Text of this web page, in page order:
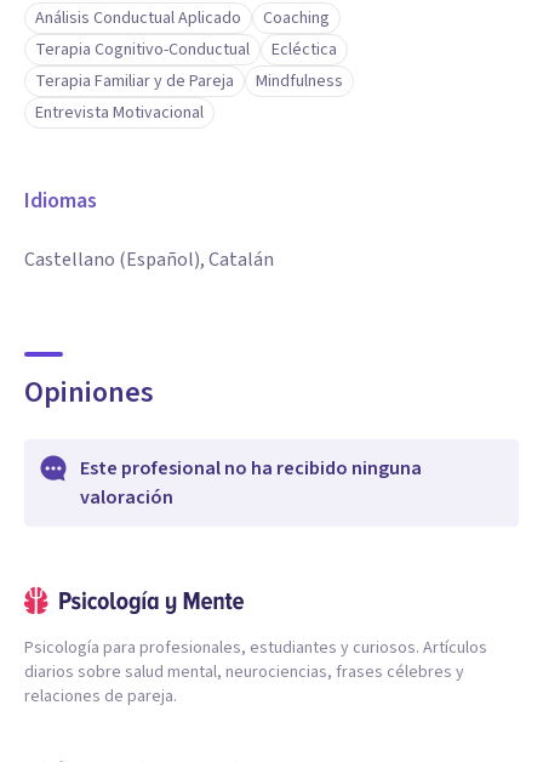
Análisis Conductual Aplicado
Coaching
Terapia Cognitivo-Conductual
Ecléctica
Terapia Familiar y de Pareja
Mindfulness
Entrevista Motivacional
Idiomas
Castellano (Español), Catalán
Opiniones
Este profesional no ha recibido ninguna
valoración
Psicología para profesionales, estudiantes y curiosos. Artículos
diarios sobre salud mental, neurociencias, frases célebres y
relaciones de pareja.